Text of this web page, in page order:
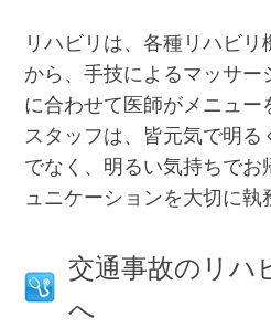
リハビリは、各種リハビ
から、手技によるマッサー
に合わせて医師がメニュー
スタッフは、皆元気で明
でなく、明るい気持ちでお
ュニケーションを大切に執
交通事故のリハ
へ